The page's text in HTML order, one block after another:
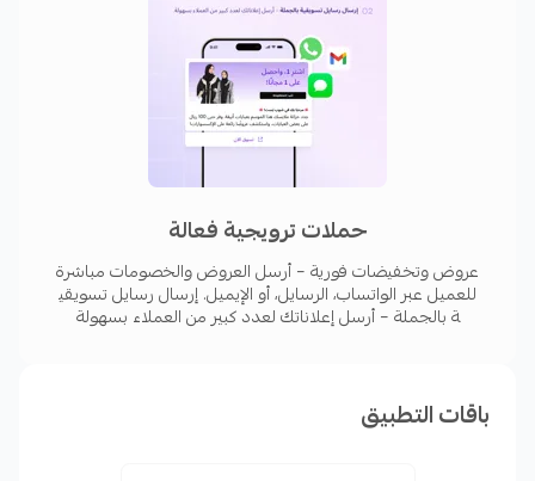
حملات ترويجية فعالة
عروض وتخفيضات فورية – أرسل العروض والخصومات مباشرة
للعميل عبر الواتساب، الرسايل، أو الإيميل. إرسال رسايل تسويقي
ة بالجملة – أرسل إعلاناتك لعدد كبير من العملاء بسهولة
باقات التطبيق